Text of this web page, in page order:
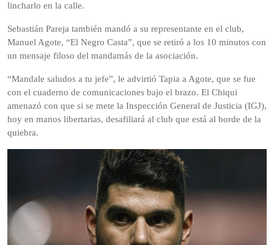
lincharlo en la calle.
Sebastián Pareja también mandó a su representante en el club,
Manuel Agote, “El Negro Casta”, que se retiró a los 10 minutos con
un mensaje filoso del mandamás de la asociación.
“Mandale saludos a tu jefe”, le advirtió Tapia a Agote, que se fue
con el cuaderno de comunicaciones bajo el brazo. El Chiqui
amenazó con que si se mete la Inspección General de Justicia (IGJ),
hoy en manos libertarias, desafiliará al club que está al borde de la
quiebra.